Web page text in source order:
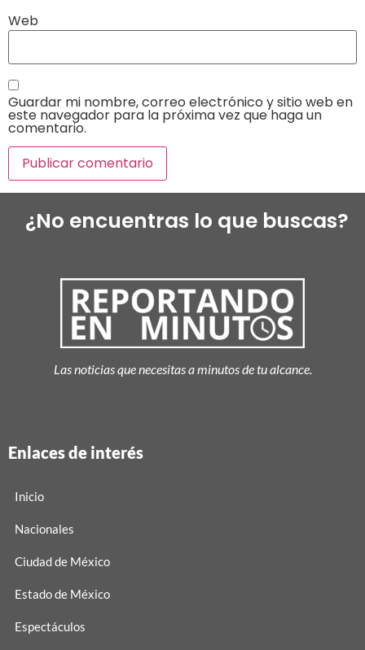
Web
Guardar mi nombre, correo electrónico y sitio web en
este navegador para la próxima vez que haga un
comentario.
¿No encuentras lo que buscas?
Las noticias que necesitas a minutos de tu alcance.
Enlaces de interés
Inicio
Nacionales
Ciudad de México
Estado de México
Espectáculos